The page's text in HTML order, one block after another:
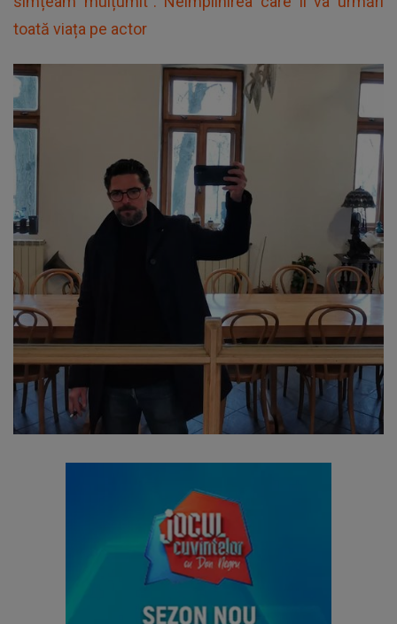
toată viața pe actor